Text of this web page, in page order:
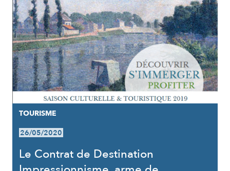
TOURISME
26/05/2020
Le Contrat de Destination